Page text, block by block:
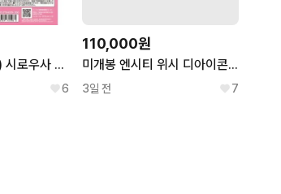
슈가바니즈 세트 ) 시로우사 쿠로우사 산리오 올스타즈 메지루시 가챠
6
110,000원
미개봉 엔시티 위시 디아이콘 카톡 특전 포함 사쿠야 ab타입 유닛 포카
3일 전 7